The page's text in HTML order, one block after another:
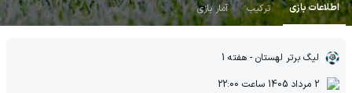
اطلاعات بازی ترکیب آمار بازی
لیگ برتر لهستان - هفته 1
2 مرداد 1405
ساعت 22:00